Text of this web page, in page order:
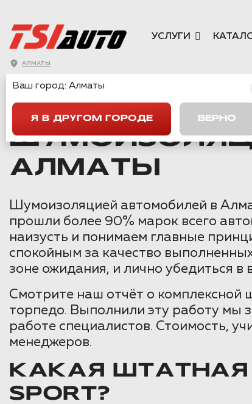
АЛМАТЫ
УСЛУГИ
ГЛАВНАЯ → MITSUBISHI
АЛМАТЫ
Шумоизоляцией автомобилей в
прошли более 90% марок всего
наизусть и понимаем главные
спокойным за качество
зоне ожидания, и лично убедиться
Смотрите наш отчёт о комплексной
торпедо. Выполнили эту работу мы
работе специалистов. Стоимость,
менеджеров.
КАКАЯ ШТАТНАЯ
SPORT?
Ваш город: Алматы
Я В ДРУГОМ ГОРОДЕ ВЕРНО